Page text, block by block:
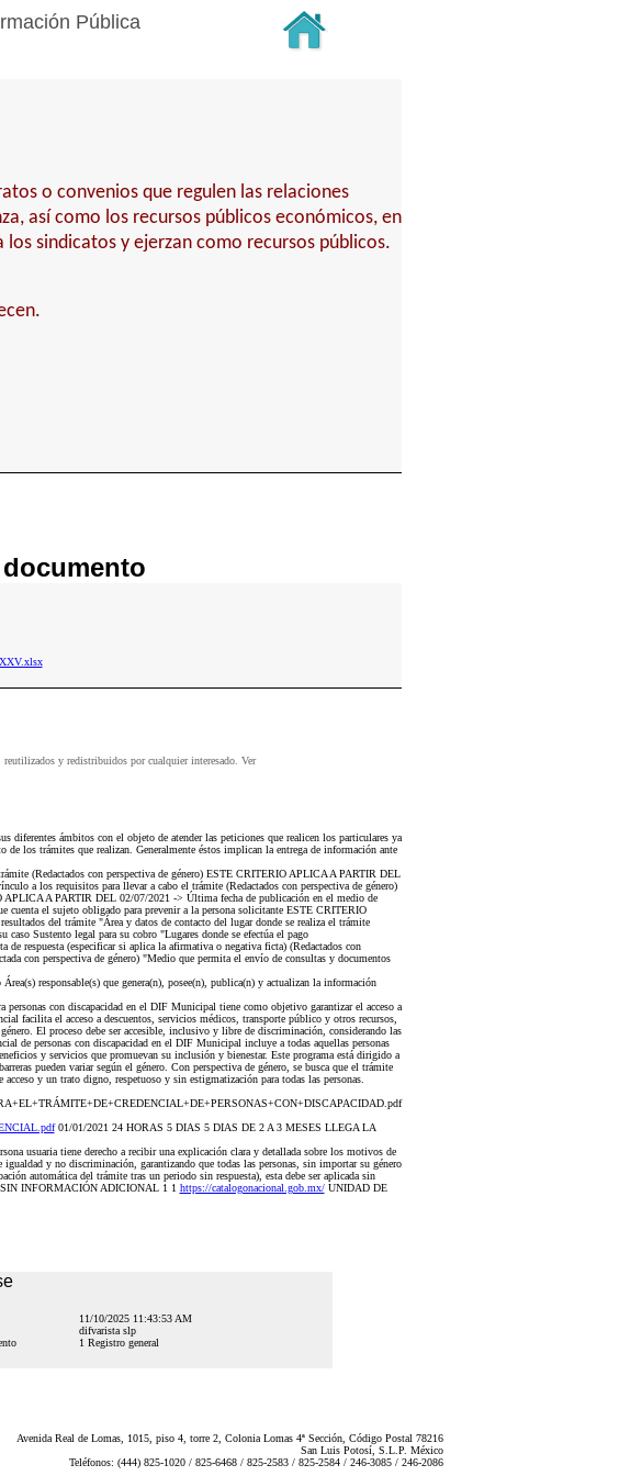
Pública
o convenios que regulen las relaciones
así como los recursos públicos económicos, en
sindicatos y ejerzan como recursos públicos.
reutilizados y redistribuidos por cualquier interesado. Ver
ámbitos con el objeto de atender las peticiones que realicen los particulares ya
los trámites que realizan. Generalmente éstos implican la entrega de información ante
(Redactados con perspectiva de género) ESTE CRITERIO APLICA A PARTIR DEL
a los requisitos para llevar a cabo el trámite (Redactados con perspectiva de género)
APLICA A PARTIR DEL 02/07/2021 -> Última fecha de publicación en el medio de
el sujeto obligado para prevenir a la persona solicitante ESTE CRITERIO
del trámite "Área y datos de contacto del lugar donde se realiza el trámite
Sustento legal para su cobro "Lugares donde se efectúa el pago
respuesta (especificar si aplica la afirmativa o negativa ficta) (Redactados con
con perspectiva de género) "Medio que permita el envío de consultas y documentos
responsable(s) que genera(n), posee(n), publica(n) y actualizan la información
con discapacidad en el DIF Municipal tiene como objetivo garantizar el acceso a
facilita el acceso a descuentos, servicios médicos, transporte público y otros recursos,
El proceso debe ser accesible, inclusivo y libre de discriminación, considerando las
de personas con discapacidad en el DIF Municipal incluye a todas aquellas personas
y servicios que promuevan su inclusión y bienestar. Este programa está dirigido a
pueden variar según el género. Con perspectiva de género, se busca que el trámite
y un trato digno, respetuoso y sin estigmatización para todas las personas.
01/01/2021 24 HORAS 5 DIAS 5 DIAS DE 2 A 3 MESES LLEGA LA
usuaria tiene derecho a recibir una explicación clara y detallada sobre los motivos de
y no discriminación, garantizando que todas las personas, sin importar su género
automática del trámite tras un periodo sin respuesta), esta debe ser aplicada sin
SIN INFORMACIÓN ADICIONAL 1 1 https://catalogonacional.gob.mx/UNIDAD DE
11/10/2025 11:43:53 AM
difvarista slp
1 Registro general
Avenida Real de Lomas, 1015, piso 4, torre 2, Colonia Lomas 4ª Sección, Código Postal 78216
San Luis Potosí, S.L.P. México
Teléfonos: (444) 825-1020 / 825-6468 / 825-2583 / 825-2584 / 246-3085 / 246-2086